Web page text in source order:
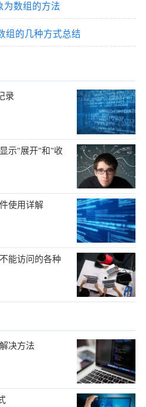
为数组的方法
组的几种方式总结
录
示"展开"和"收
使用详解
能访问的各种
决方法